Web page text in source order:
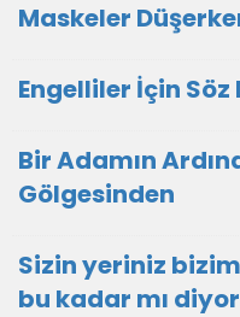
Maskeler
Engelliler İçin
Bir Adamın
Gölgesinden
Sizin yeriniz
bu kadar mı